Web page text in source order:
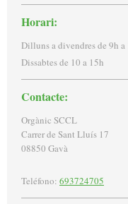
Horari:
Dilluns a divendres de 9h
Dissabtes de 10 a 15h
Contacte:
Orgànic SCCL
Carrer de Sant Lluís 17
08850 Gavà
Teléfono: 693724705